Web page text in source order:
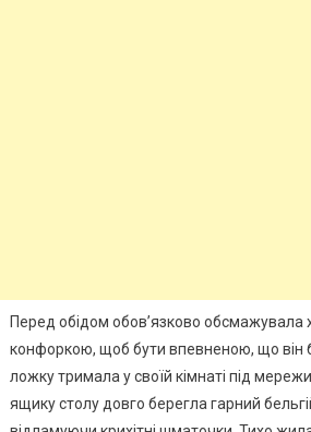
Перед обідом обов’язково обсмажувала
конфоркою, щоб бути впевненою, що він
ложку тримала у своїй кімнаті під
ящику столу довго берегла гарний